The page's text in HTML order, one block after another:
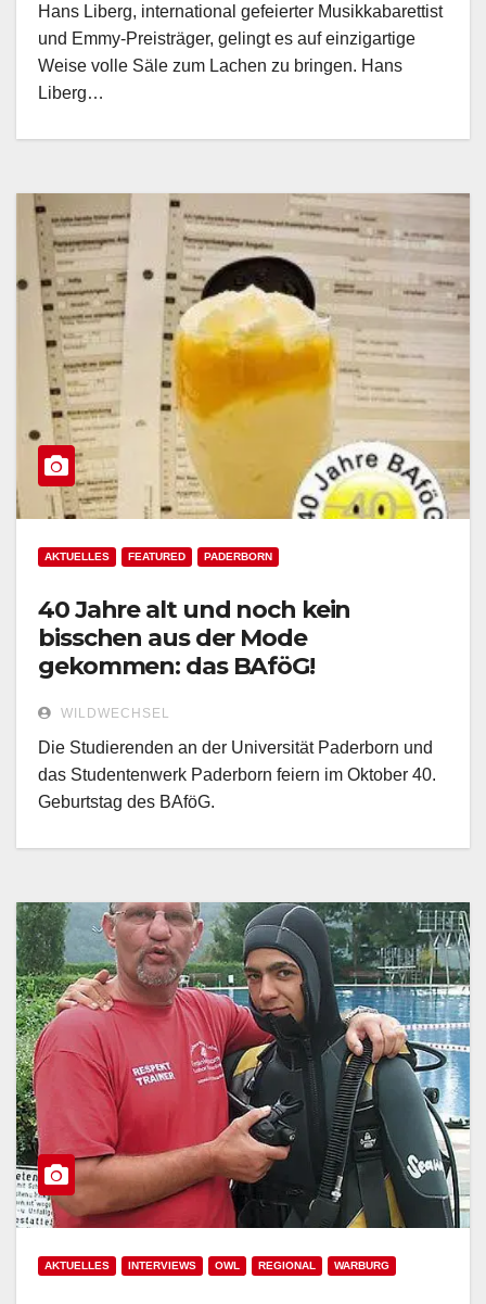
Hans Liberg, international gefeierter Musikkabarettist
und Emmy-Preisträger, gelingt es auf einzigartige
Weise volle Säle zum Lachen zu bringen. Hans
Liberg…
AKTUELLES FEATURED PADERBORN
40 Jahre alt und noch kein
bisschen aus der Mode
gekommen: das BAföG!
WILDWECHSEL
Die Studierenden an der Universität Paderborn und
das Studentenwerk Paderborn feiern im Oktober 40.
Geburtstag des BAföG.
AKTUELLES INTERVIEWS OWL REGIONAL WARBURG